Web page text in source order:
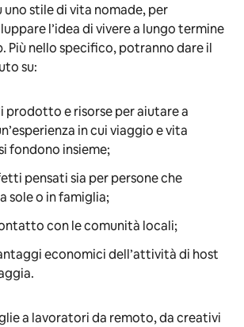
uno stile di vita nomade, per
l’idea di vivere a lungo termine
Più nello specifico, potranno dare il
su:
prodotto e risorse per aiutare a
in cui viaggio e vita
fondono insieme;
pensati sia per persone che
sole o in famiglia;
con le comunità locali;
economici dell’attività di host
a lavoratori da remoto, da creativi